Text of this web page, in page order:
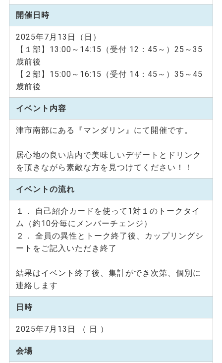
開催日時
2025年7月13日（日）
【１部】13:00～14:15（受付 12：45～）25～35
歳前後
【２部】15:00～16:15（受付 14：45～）35～45
歳前後
イベント内容
津市南部にある『マンダリン』にて開催です。
居心地の良い店内で美味しいデザートとドリンク
を頂きながら素敵な方を見つけてください！！
イベントの流れ
１． 自己紹介カードを使って1対１のトークタイ
ム（約10分毎にメンバーチェンジ）
２． 全員の異性とトーク終了後、カップリングシ
ートをご記入いただき終了
結果はイベント終了後、集計ができ次第、個別に
連絡します
日時
2025年7月13日 （ 日 ）
会場